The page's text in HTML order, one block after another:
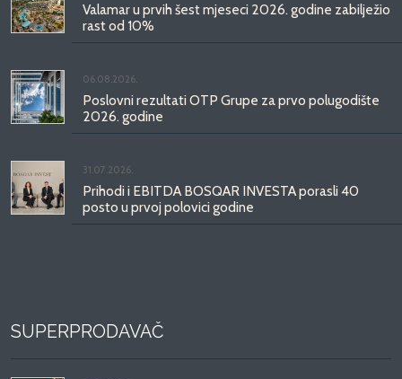
Valamar u prvih šest mjeseci 2026. godine zabilježio
rast od 10%
06.08.2026.
Poslovni rezultati OTP Grupe za prvo polugodište
2026. godine
31.07.2026.
Prihodi i EBITDA BOSQAR INVESTA porasli 40
posto u prvoj polovici godine
SUPERPRODAVAČ